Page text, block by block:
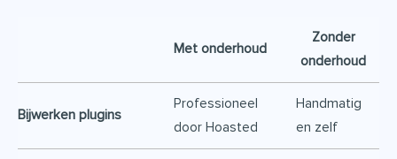
Met onderhoud
Zonder
onderhoud
Bijwerken plugins
Professioneel
door Hoasted
Handmatig
en zelf